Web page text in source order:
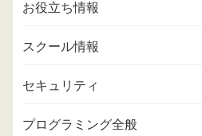
お役立ち情報
スクール情報
セキュリティ
プログラミング全般